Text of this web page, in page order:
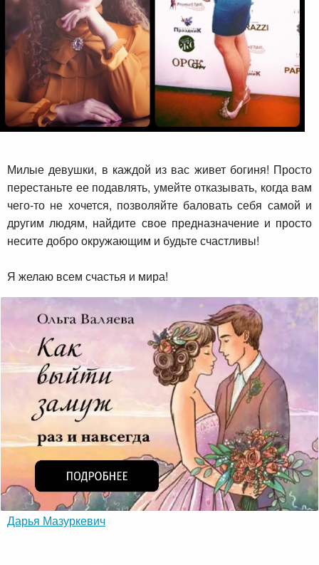
Милые девушки, в каждой из вас живет богиня! Просто
перестаньте ее подавлять, умейте отказывать, когда вам
чего-то не хочется, позволяйте баловать себя самой и
другим людям, найдите свое предназначение и просто
несите добро окружающим и будьте счастливы!
Я желаю всем счастья и мира!
Дарья Мазуркевич